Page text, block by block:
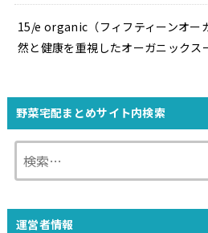
15/e organic（フィフティーンオー
然と健康を重視したオーガニックス
野菜宅配まとめサイト内検索
運営者情報